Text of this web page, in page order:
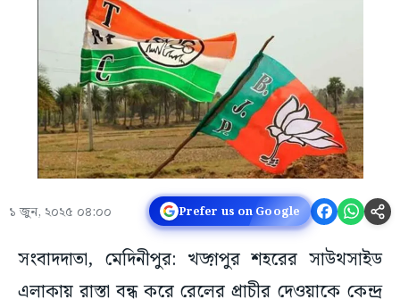
১ জুন, ২০২৫ ০৪:০০ Prefer us on Google
সংবাদদাতা, মেদিনীপুর: খড়্গপুর শহরের সাউথসাইড
এলাকায় রাস্তা বন্ধ করে রেলের প্রাচীর দেওয়াকে কেন্দ্র